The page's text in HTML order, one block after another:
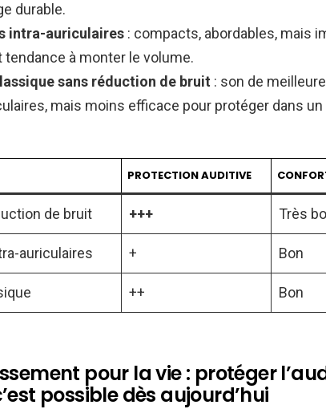
durable.
intra-auriculaires : compacts, abordables, mais
tendance à monter le volume.
sans réduction de bruit : son de
mais moins efficace pour protéger dans
PROTECTION AUDITIVE
de bruit +++ Très
auriculaires + Bon
++ Bon
pour la vie : protéger
possible dès aujourd’hui